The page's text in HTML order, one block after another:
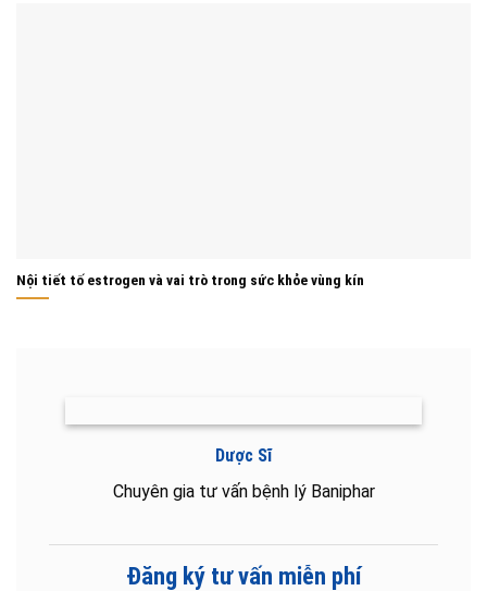
Nội tiết tố estrogen và vai trò trong sức khỏe vùng kín
Dược Sĩ
Chuyên gia tư vấn bệnh lý Baniphar
Đăng ký tư vấn miễn phí